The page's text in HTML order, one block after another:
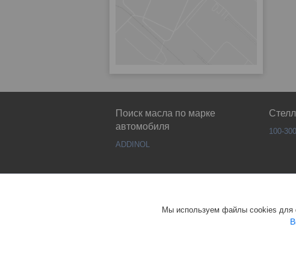
Поиск масла по марке
автомобиля
ADDINOL
100-
Мы используем файлы cookies для